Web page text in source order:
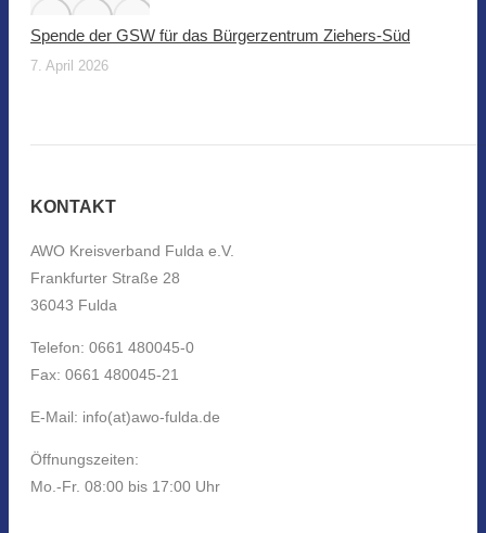
Spende der GSW für das Bürgerzentrum Ziehers-Süd
7. April 2026
KONTAKT
AWO Kreisverband Fulda e.V.
Frankfurter Straße 28
36043 Fulda
Telefon: 0661 480045-0
Fax: 0661 480045-21
E-Mail: info(at)awo-fulda.de
Öffnungszeiten:
Mo.-Fr. 08:00 bis 17:00 Uhr